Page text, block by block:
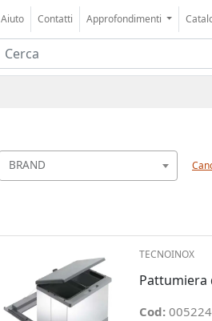
Aiuto Contatti Approfondimenti
BRAND
TECNOINOX
Pattumiera
Cod: